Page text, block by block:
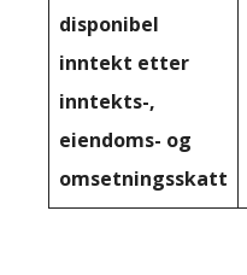
disponibel
inntekt etter
inntekts-,
eiendoms- og
omsetningsskatt